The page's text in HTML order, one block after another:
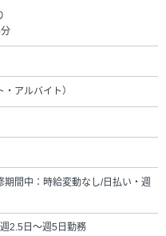
アルバイト）
期間中：時給変動なし/日払い・週
2.5日～週5日勤務